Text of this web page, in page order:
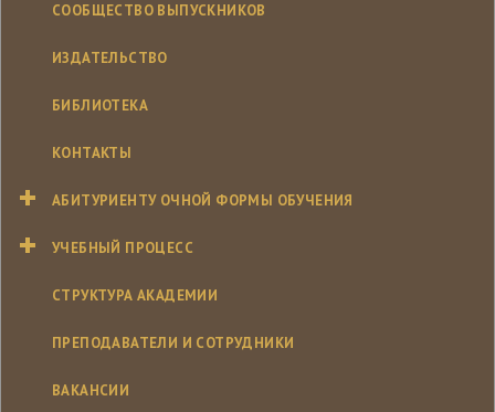
СООБЩЕСТВО ВЫПУСКНИКОВ
ИЗДАТЕЛЬСТВО
БИБЛИОТЕКА
КОНТАКТЫ
АБИТУРИЕНТУ ОЧНОЙ ФОРМЫ ОБУЧЕНИЯ
УЧЕБНЫЙ ПРОЦЕСС
СТРУКТУРА АКАДЕМИИ
ПРЕПОДАВАТЕЛИ И СОТРУДНИКИ
ВАКАНСИИ